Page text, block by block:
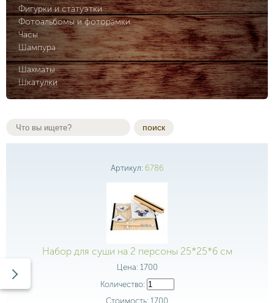
Фигурки и статуэтки
Фотоальбомы и фоторамки
Часы
Шампура
Шахматы
Шкатулки
поиск
Артикул: 6786
Набор для суши на 2 персоны 25*25*6 см
Цена: 1700
Количество:
Стоимость: 1700